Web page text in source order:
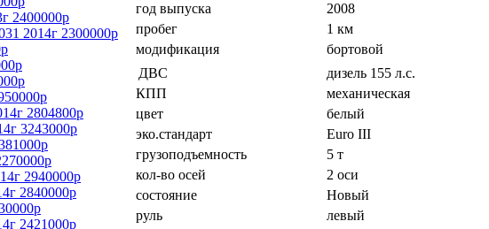
2400000р
2014г 2300000р
2804800р
3243000р
2940000р
2840000р
2421000р
год выпуска
2008
пробег
1 км
модификация
бортовой
ДВС
дизель 155 л.с.
КПП
механическая
цвет
белый
эко.стандарт
Euro III
грузоподъемность
5 т
кол-во осей
2 оси
состояние
Новый
руль
левый